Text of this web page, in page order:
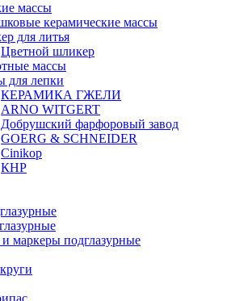
массы
керамические массы
для литья
Цветной шликер
массы
для лепки
КЕРАМИКА ГЖЕЛИ
ARNO WITGERT
Добрушский фарфоровый завод
GOERG & SCHNEIDER
Cinikop
КНР
маркеры подглазурные